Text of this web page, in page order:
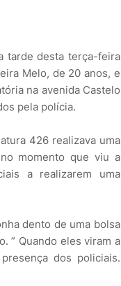
tarde desta terça-feira
Melo, de 20 anos, e
na avenida Castelo
pela polícia.
426 realizava uma
momento que viu a
a realizarem uma
dento de uma bolsa
” Quando eles viram a
dos policiais.